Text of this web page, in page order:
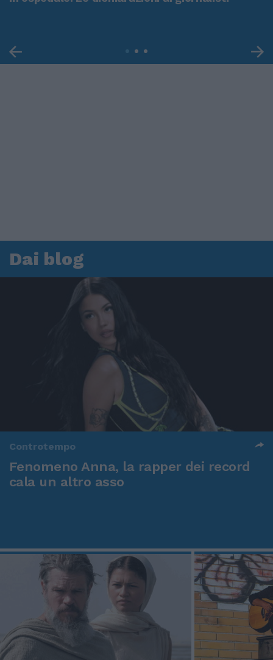
Dai blog
Controtempo
Fenomeno Anna, la rapper dei record
cala un altro asso